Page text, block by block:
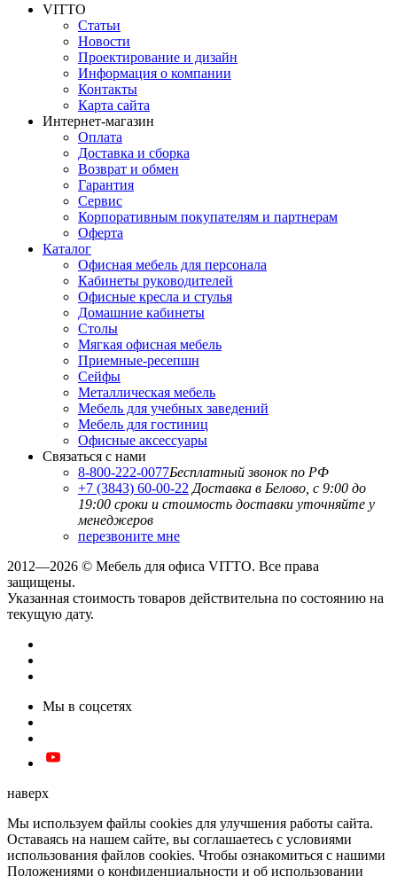
VITTO
Статьи
Новости
Проектирование и дизайн
Информация о компании
Контакты
Карта сайта
Интернет-магазин
Оплата
Доставка и сборка
Возврат и обмен
Гарантия
Сервис
Корпоративным покупателям и партнерам
Оферта
Каталог
Офисная мебель для персонала
Кабинеты руководителей
Офисные кресла и стулья
Домашние кабинеты
Столы
Мягкая офисная мебель
Приемные-ресепшн
Сейфы
Металлическая мебель
Мебель для учебных заведений
Мебель для гостиниц
Офисные аксессуары
Связаться с нами
8-800-222-0077Бесплатный звонок по РФ
+7 (3843) 60-00-22 Доставка в Белово, с 9:00 до
19:00 сроки и стоимость доставки уточняйте у
менеджеров
перезвоните мне
2012—2026 © Мебель для офиса VITTO. Все права
защищены.
Указанная стоимость товаров действительна по состоянию на
текущую дату.
Мы в соцсетях
наверх
Мы используем файлы cookies для улучшения работы сайта.
Оставаясь на нашем сайте, вы соглашаетесь с условиями
использования файлов cookies. Чтобы ознакомиться с нашими
Положениями о конфиденциальности и об использовании